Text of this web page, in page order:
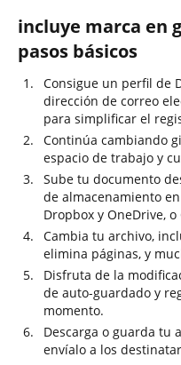
incluye marca en
pasos básicos
Consigue un perfil de
dirección de correo
para simplificar el
Continúa cambiando
espacio de trabajo y
Sube tu documento
de almacenamiento
Dropbox y OneDrive, o
Cambia tu archivo,
elimina páginas, y
Disfruta de la
de auto-guardado y
momento.
Descarga o guarda tu
envíalo a los